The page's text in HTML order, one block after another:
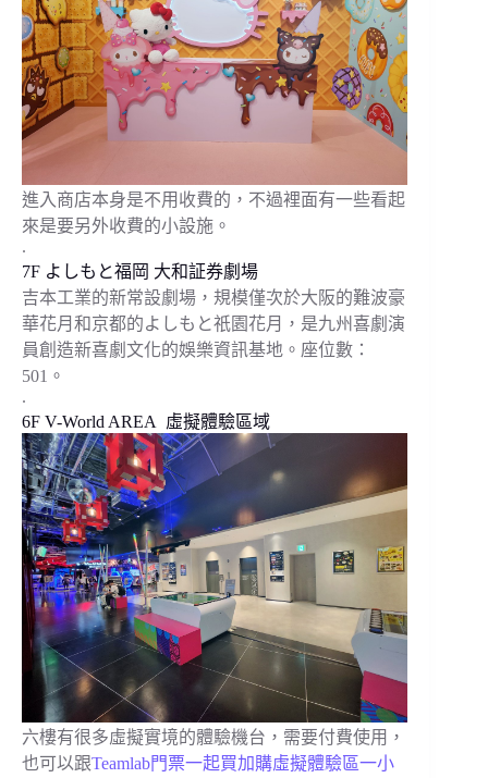
進入商店本身是不用收費的，不過裡面有一些看起
來是要另外收費的小設施。
.
7F よしもと福岡 大和証券劇場
吉本工業的新常設劇場，規模僅次於大阪的難波豪
華花月和京都的よしもと祇園花月，是九州喜劇演
員創造新喜劇文化的娛樂資訊基地。座位數：
501。
.
6F V-World AREA 虛擬體驗區域
六樓有很多虛擬實境的體驗機台，需要付費使用，
也可以跟Teamlab門票一起買加購虛擬體驗區一小